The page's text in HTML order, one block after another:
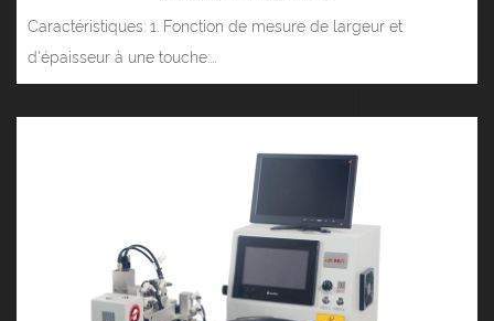
Caractéristiques: 1. Fonction de mesure de largeur et
d'épaisseur à une touche:...